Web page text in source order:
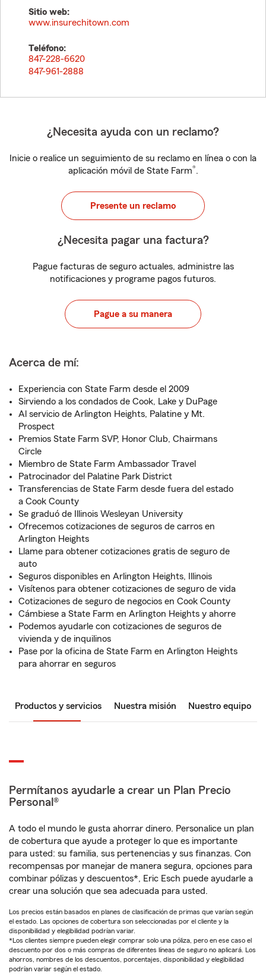
Sitio web:
www.insurechitown.com
Teléfono:
847-228-6620
847-961-2888
¿Necesita ayuda con un reclamo?
Inicie o realice un seguimiento de su reclamo en línea o con la
aplicación móvil de State Farm®.
Presente un reclamo
¿Necesita pagar una factura?
Pague facturas de seguro actuales, administre las
notificaciones y programe pagos futuros.
Pague a su manera
Acerca de mí:
Experiencia con State Farm desde el 2009
Sirviendo a los condados de Cook, Lake y DuPage
Al servicio de Arlington Heights, Palatine y Mt.
Prospect
Premios State Farm SVP, Honor Club, Chairmans
Circle
Miembro de State Farm Ambassador Travel
Patrocinador del Palatine Park District
Transferencias de State Farm desde fuera del estado
a Cook County
Se graduó de Illinois Wesleyan University
Ofrecemos cotizaciones de seguros de carros en
Arlington Heights
Llame para obtener cotizaciones gratis de seguro de
auto
Seguros disponibles en Arlington Heights, Illinois
Visítenos para obtener cotizaciones de seguro de vida
Cotizaciones de seguro de negocios en Cook County
Cámbiese a State Farm en Arlington Heights y ahorre
Podemos ayudarle con cotizaciones de seguros de
vivienda y de inquilinos
Pase por la oficina de State Farm en Arlington Heights
para ahorrar en seguros
Productos y servicios Nuestra misión Nuestro equipo
Permítanos ayudarle a crear un Plan Precio
Personal®
A todo el mundo le gusta ahorrar dinero. Personalice un plan
de cobertura que ayude a proteger lo que es importante
para usted: su familia, sus pertenencias y sus finanzas. Con
recompensas por manejar de manera segura, opciones para
combinar pólizas y descuentos*, Eric Esch puede ayudarle a
crear una solución que sea adecuada para usted.
Los precios están basados en planes de clasificación de primas que varían según
el estado. Las opciones de cobertura son seleccionadas por el cliente y la
disponibilidad y elegibilidad podrían variar.
*Los clientes siempre pueden elegir comprar solo una póliza, pero en ese caso el
descuento por dos o más compras de diferentes líneas de seguro no aplicará. Los
ahorros, nombres de los descuentos, porcentajes, disponibilidad y elegibilidad
podrían variar según el estado.